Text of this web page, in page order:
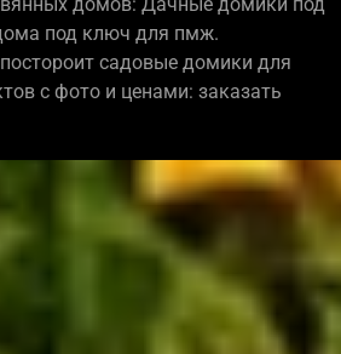
под ключ для пмж.
садовые домики для
с фото и ценами: заказать